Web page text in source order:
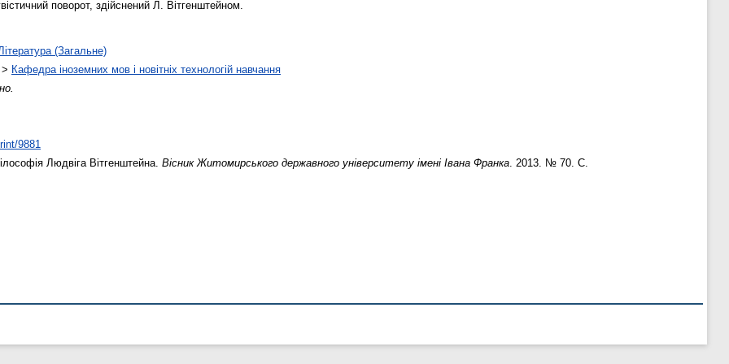
поворот, здійснений Л. Вітгенштейном.
(Загальне)
Кафедра іноземних мов і новітніх технологій навчання
9881
Людвіга Вітгенштейна. Вісник Житомирського державного університету імені Івана Франка . 2013. № 70. С.